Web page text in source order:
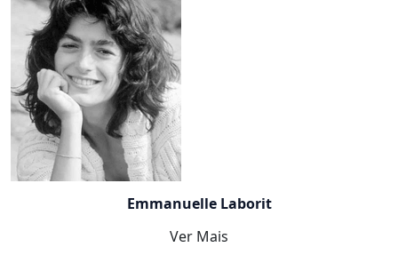
Emmanuelle Laborit
Ver Mais